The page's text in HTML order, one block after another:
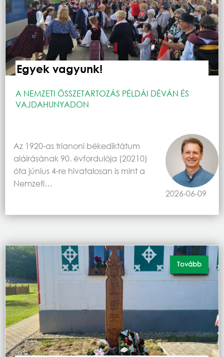
Egyek vagyunk!
A NEMZETI ÖSSZETARTOZÁS PÉLDÁI DÉVÁN ÉS
VAJDAHUNYADON
2026-06-09
Az 1920-as trianoni békediktátum
aláírásának 90. évfordulója (20210)
óta június 4-re hivatalosan is mint a
Nemzeti…
Tovább